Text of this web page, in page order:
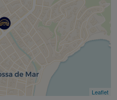
Leaflet